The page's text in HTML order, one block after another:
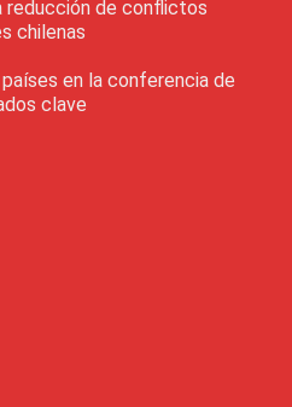
reducción de conflictos
chilenas
en la conferencia de
clave